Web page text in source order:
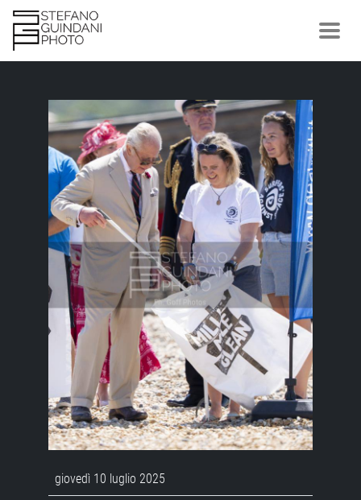
giovedì 10 luglio 2025